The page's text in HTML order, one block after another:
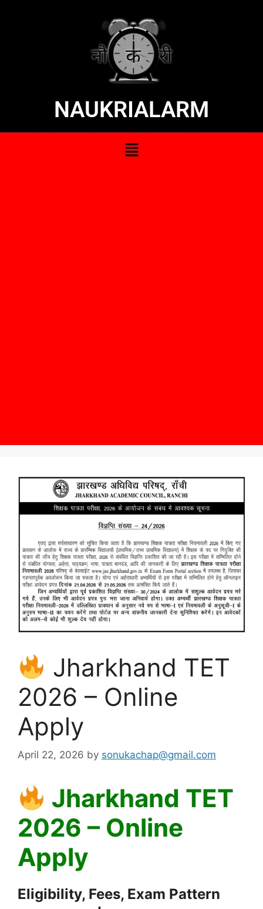
NAUKRIALARM
Jharkhand TET
2026 – Online
Apply
April 22, 2026 by sonukachap@gmail.com
Jharkhand TET
2026 – Online
Apply
Eligibility, Fees, Exam Pattern